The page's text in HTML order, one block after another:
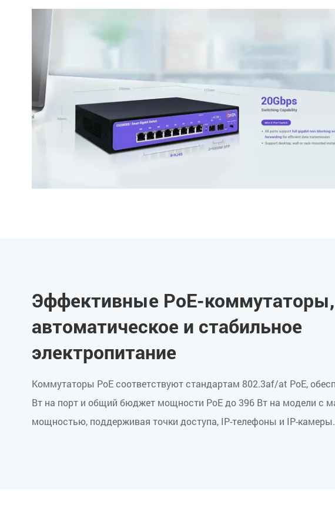
Эффективные PoE-коммутаторы,
автоматическое и стабильное
электропитание
Коммутаторы PoE соответствуют стандартам 802.3af/at PoE,
Вт на порт и общий бюджет мощности PoE до 396 Вт на модели с
мощностью, поддерживая точки доступа, IP-телефоны и IP-камеры.